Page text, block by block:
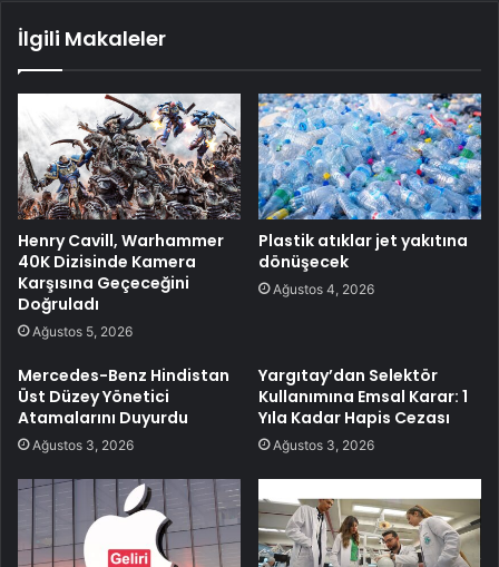
İlgili Makaleler
Henry Cavill, Warhammer
40K Dizisinde Kamera
Karşısına Geçeceğini
Doğruladı
Ağustos 5, 2026
Plastik atıklar jet yakıtına
dönüşecek
Ağustos 4, 2026
Mercedes-Benz Hindistan
Üst Düzey Yönetici
Atamalarını Duyurdu
Ağustos 3, 2026
Yargıtay’dan Selektör
Kullanımına Emsal Karar: 1
Yıla Kadar Hapis Cezası
Ağustos 3, 2026